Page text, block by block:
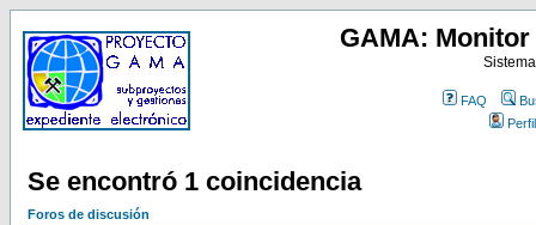
GAMA:
FAQ
Perfil
Se encontró 1 coincidencia
Foros de discusión